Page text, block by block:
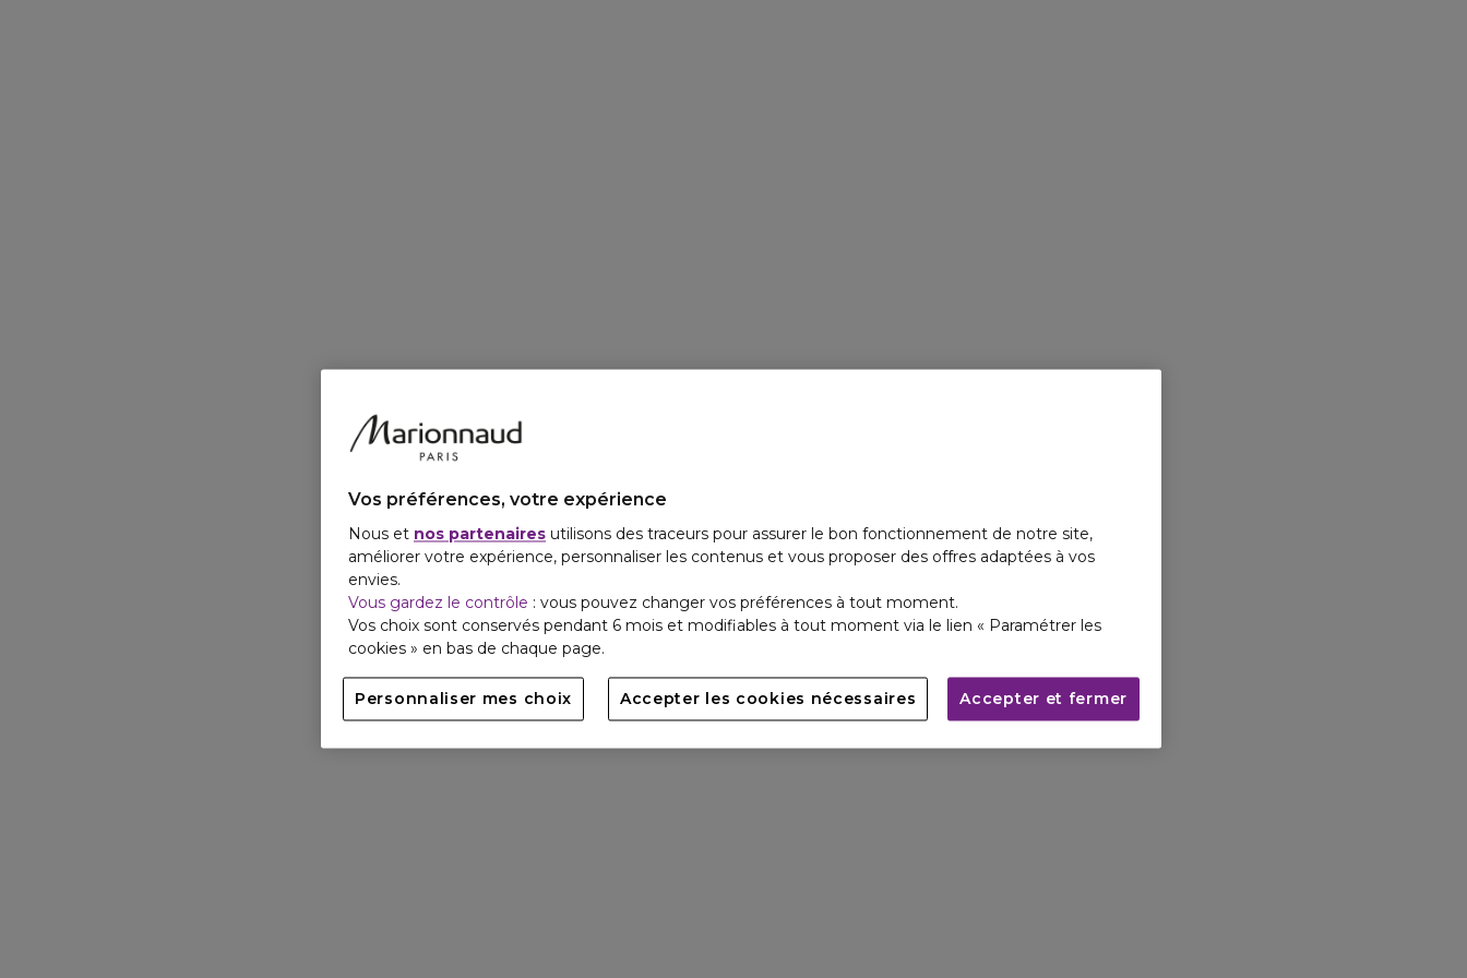
Vos préférences, votre expérience
Nous et nos partenaires utilisons des traceurs pour assurer le bon fonctionnement de notre site,
améliorer votre expérience, personnaliser les contenus et vous proposer des offres adaptées à vos
envies.
Vous gardez le contrôle : vous pouvez changer vos préférences à tout moment.
Vos choix sont conservés pendant 6 mois et modifiables à tout moment via le lien « Paramétrer les
cookies » en bas de chaque page.
Personnaliser mes choix Accepter les cookies nécessaires Accepter et fermer